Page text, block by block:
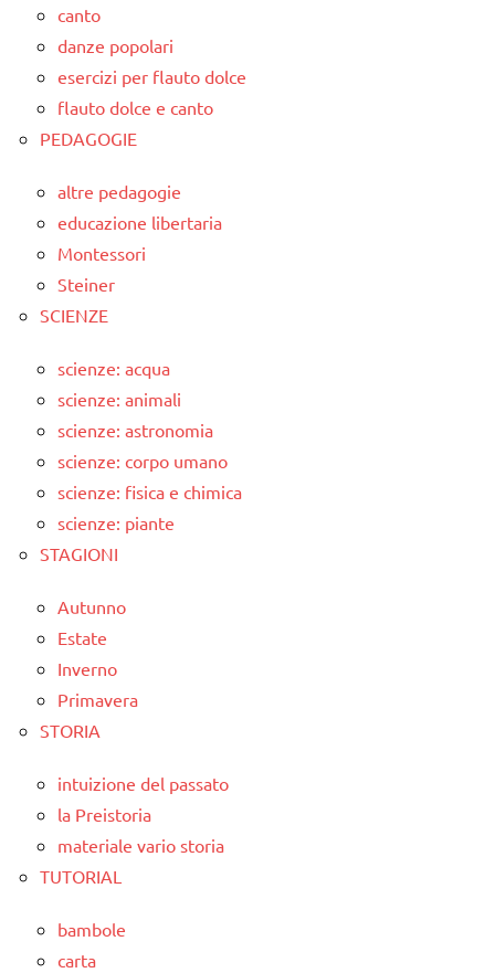
canto
danze popolari
esercizi per flauto dolce
flauto dolce e canto
PEDAGOGIE
altre pedagogie
educazione libertaria
Montessori
Steiner
SCIENZE
scienze: acqua
scienze: animali
scienze: astronomia
scienze: corpo umano
scienze: fisica e chimica
scienze: piante
STAGIONI
Autunno
Estate
Inverno
Primavera
STORIA
intuizione del passato
la Preistoria
materiale vario storia
TUTORIAL
bambole
carta